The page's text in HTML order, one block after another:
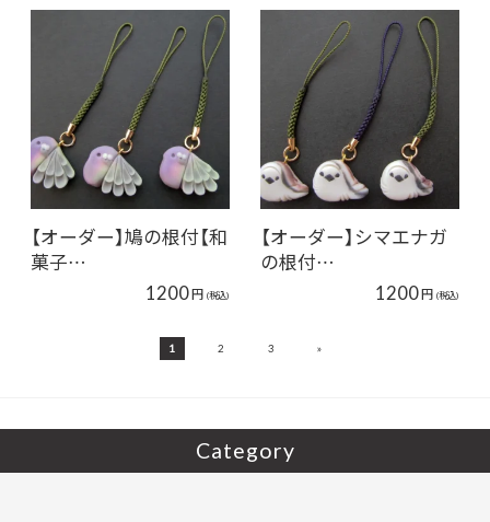
【オーダー】鳩の根付【和
菓子…
1200円 (税込)
【オーダー】シマエナガ
の根付…
1200円 (税込)
1 2 3 »
Category